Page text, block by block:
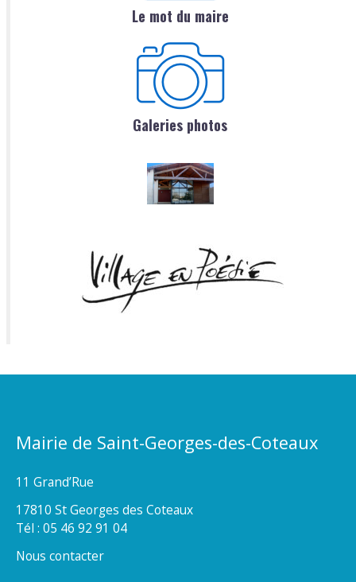
Le mot du maire
Galeries photos
Mairie de Saint-Georges-des-Coteaux
11 Grand’Rue
17810 St Georges des Coteaux
Tél : 05 46 92 91 04
Nous contacter